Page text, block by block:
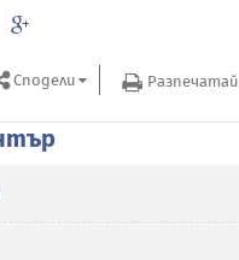
Сподели Разпечатай